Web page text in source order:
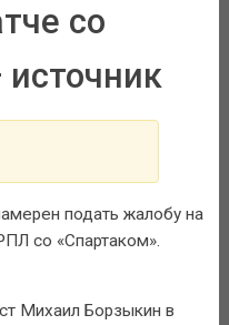
со
подать жалобу на
со «Спартаком».
Михаил Борзыкин в